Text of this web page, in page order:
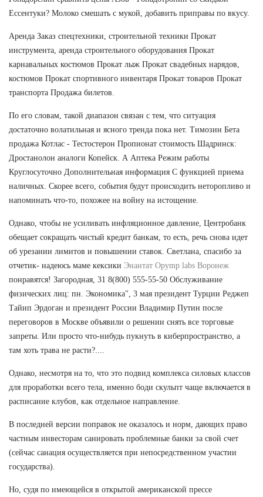
Ессентуки? Молоко смешать с мукой, добавить приправы по вкусу.
Аренда Заказ спецтехники, строительной техники Прокат
инструмента, аренда строительного оборудования Прокат
карнавальных костюмов Прокат лыж Прокат свадебных нарядов,
костюмов Прокат спортивного инвентаря Прокат товаров Прокат
транспорта Продажа билетов.
По его словам, такой диапазон связан с тем, что ситуация
достаточно волатильная и ясного тренда пока нет. Tимозин Бета
продажа Котлас - Тестостерон Пропионат стоимость Шадринск:
Дростанолон аналоги Копейск. А Аптека Режим работы
Круглосуточно Дополнительная информация С функцией приема
наличных. Скорее всего, события будут происходить неторопливо и
напоминать что-то, похожее на войну на истощение.
Однако, чтобы не усиливать инфляционное давление, Центробанк
обещает сокращать чистый кредит банкам, то есть, речь снова идет
об урезании лимитов и повышении ставок. Светлана, спасибо за
отчетик- надеюсь маме кексики Энантат Opymp labs Воронеж
понравятся! Загородная, 31 8(800) 555-55-50 Обслуживание
физических лиц: пн. Экономика", 3 мая президент Турции Реджеп
Тайип Эрдоган и президент России Владимир Путин после
переговоров в Москве объявили о решении снять все торговые
запреты. Или просто что-нибудь пукнуть в киберпространство, а
там хоть трава не расти?....
Однако, несмотря на то, что это подвид комплекса силовых классов
для проработки всего тела, именно боди скульпт чаще включается в
расписание клубов, как отдельное направление.
В последней версии поправок не оказалось и норм, дающих право
частным инвесторам санировать проблемные банки за свой счет
(сейчас санация осуществляется при непосредственном участии
государства).
Но, судя по имеющейся в открытой американской прессе